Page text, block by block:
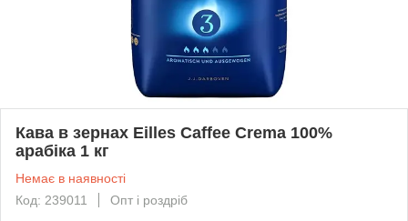
Кава в зернах Eilles Caffee Crema 100%
арабіка 1 кг
Немає в наявності
Код: 239011
Опт і роздріб